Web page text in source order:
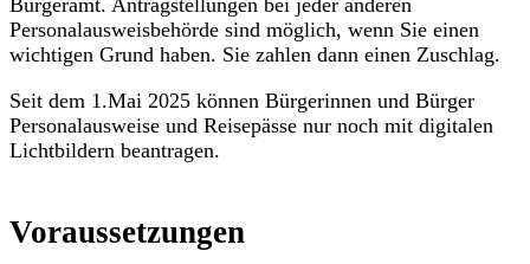
Bürgeramt. Antragstellungen bei jeder anderen
Personalausweisbehörde sind möglich, wenn Sie einen
wichtigen Grund haben. Sie zahlen dann einen Zuschlag.
Seit dem 1.Mai 2025 können Bürgerinnen und Bürger
Personalausweise und Reisepässe nur noch mit digitalen
Lichtbildern beantragen.
Voraussetzungen